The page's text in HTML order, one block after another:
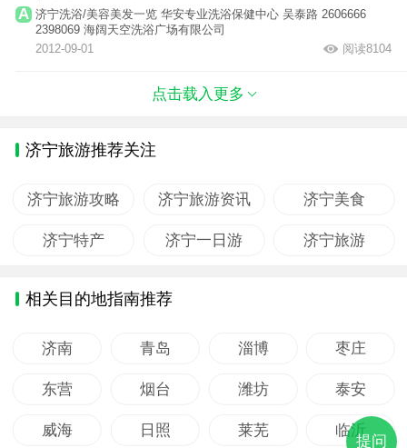
济宁洗浴/美容美发一览 华安专业洗浴保健中心 吴泰路 2606666
2398069 海阔天空洗浴广场有限公司
2012-09-01
阅读8104
点击载入更多
济宁旅游推荐关注
济宁旅游攻略 济宁旅游资讯 济宁美食
济宁特产 济宁一日游 济宁旅游
相关目的地指南推荐
济南 青岛 淄博 枣庄
东营 烟台 潍坊 泰安
威海 日照 莱芜 临沂
提问